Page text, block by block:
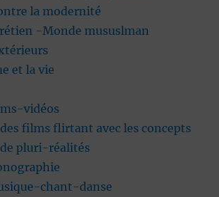
la modernité
-Monde mususlman
et la vie
vidéos
des films flirtant avec les concepts
de pluri-réalités
chant-danse